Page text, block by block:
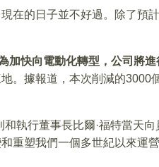
在的日子並不好過。除了預
加快向電動化轉型，公司將
。據報道，本次削減的3000
執行董事長比爾·福特當天
重塑我們一個多世紀以來